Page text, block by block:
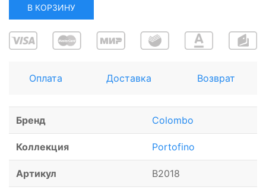
В КОРЗИНУ
Оплата Доставка Возврат
Бренд Colombo
Коллекция Portofino
Артикул B2018